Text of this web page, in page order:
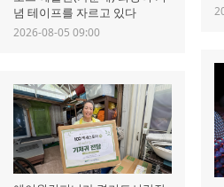
념 테이프를 자르고 있다
2026-08-05 09:00